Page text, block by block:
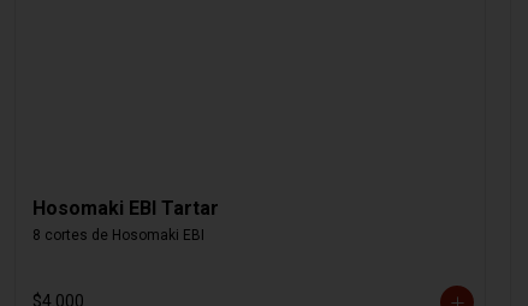
Hosomaki EBI Tartar
8 cortes de Hosomaki EBI
$4.000